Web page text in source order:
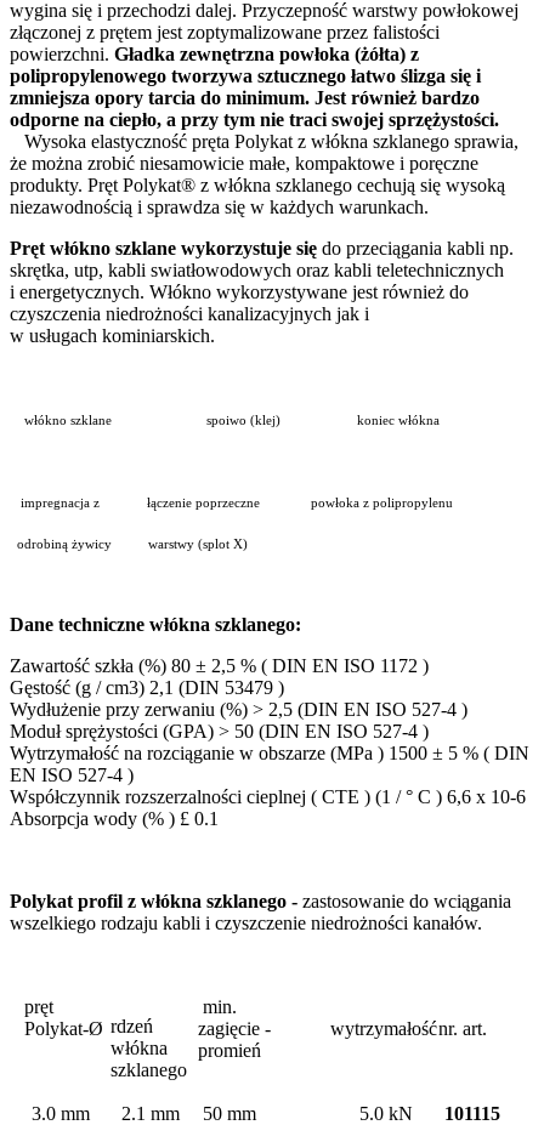
wygina się i przechodzi dalej. Przyczepność warstwy powłokowej
złączonej z prętem jest zoptymalizowane przez falistości
powierzchni. Gładka zewnętrzna powłoka (żółta) z
polipropylenowego tworzywa sztucznego łatwo ślizga się i
zmniejsza opory tarcia do minimum. Jest również bardzo
odporne na ciepło, a przy tym nie traci swojej sprzężystości.
Wysoka elastyczność pręta Polykat z włókna szklanego sprawia,
że można zrobić niesamowicie małe, kompaktowe i poręczne
produkty. Pręt Polykat® z włókna szklanego cechują się wysoką
niezawodnością i sprawdza się w każdych warunkach.
Pręt włókno szklane wykorzystuje się do przeciągania kabli np.
skrętka, utp, kabli swiatłowodowych oraz kabli teletechnicznych
i energetycznych. Włókno wykorzystywane jest również do
czyszczenia niedrożności kanalizacyjnych jak i
w usługach kominiarskich.
włókno szklane spoiwo (klej) koniec włókna
impregnacja z łączenie poprzeczne powłoka z polipropylenu
odrobiną żywicy warstwy (splot X)
Dane techniczne włókna szklanego:
Zawartość szkła (%) 80 ± 2,5 % ( DIN EN ISO 1172 )
Gęstość (g / cm3) 2,1 (DIN 53479 )
Wydłużenie przy zerwaniu (%) > 2,5 (DIN EN ISO 527-4 )
Moduł sprężystości (GPA) > 50 (DIN EN ISO 527-4 )
Wytrzymałość na rozciąganie w obszarze (MPa ) 1500 ± 5 % ( DIN
EN ISO 527-4 )
Współczynnik rozszerzalności cieplnej ( CTE ) (1 / ° C ) 6,6 x 10-6
Absorpcja wody (% ) £ 0.1
Polykat profil z włókna szklanego - zastosowanie do wciągania
wszelkiego rodzaju kabli i czyszczenie niedrożności kanałów.
pręt
Polykat-Ø rdzeń
włókna
szklanego
min.
zagięcie -
promień
wytrzymałośćnr. art.
3.0 mm 2.1 mm 50 mm 5.0 kN
101115